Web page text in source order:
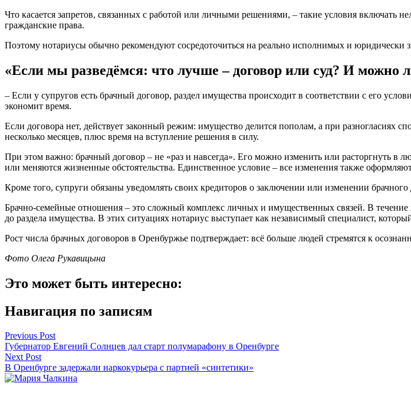
Что касается запретов, связанных с работой или личными решениями, – такие условия включать
гражданские права.
Поэтому нотариусы обычно рекомендуют сосредоточиться на реально исполнимых и юридически
«Если мы разведёмся: что лучше – договор или суд? И можно
– Если у супругов есть брачный договор, раздел имущества происходит в соответствии с его
экономит время.
Если договора нет, действует законный режим: имущество делится пополам, а при разногласиях
несколько месяцев, плюс время на вступление решения в силу.
При этом важно: брачный договор – не «раз и навсегда». Его можно изменить или расторгнуть в
или меняются жизненные обстоятельства. Единственное условие – все изменения также
Кроме того, супруги обязаны уведомлять своих кредиторов о заключении или изменении
Брачно-семейные отношения – это сложный комплекс личных и имущественных связей. В
до раздела имущества. В этих ситуациях нотариус выступает как независимый специалист,
Рост числа брачных договоров в Оренбуржье подтверждает: всё больше людей стремятся к
Фото Олега Рукавицына
Это может быть интересно:
Навигация по записям
Previous Post
Губернатор Евгений Солнцев дал старт полумарафону в Оренбурге
Next Post
В Оренбурге задержали наркокурьера с партией «синтетики»